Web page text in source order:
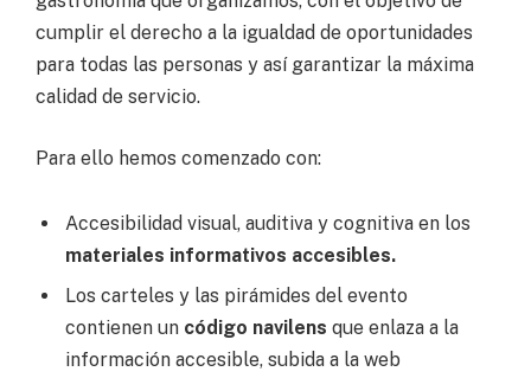
cumplir el derecho a la igualdad de oportunidades
para todas las personas y así garantizar la máxima
calidad de servicio.
Para ello hemos comenzado con:
Accesibilidad visual, auditiva y cognitiva en los
materiales informativos accesibles.
Los carteles y las pirámides del evento
contienen un código navilens que enlaza a la
información accesible, subida a la web